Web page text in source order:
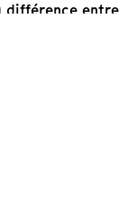
entre